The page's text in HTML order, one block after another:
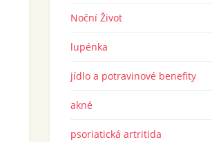
Noční Život
lupénka
jídlo a potravinové benefity
akné
psoriatická artritida